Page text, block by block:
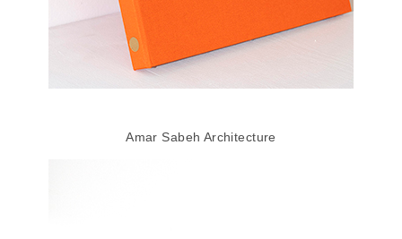
Amar Sabeh Architecture